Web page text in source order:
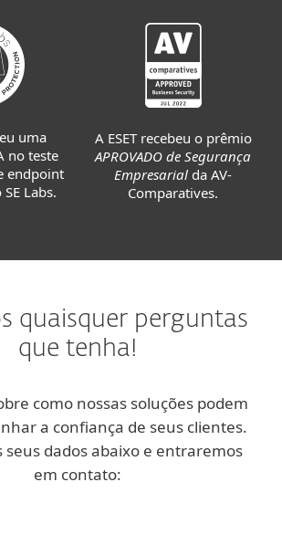
uma
no teste
endpoint
Labs.
A ESET recebeu o prêmio
APROVADO de Segurança
Empresarial da AV-
Comparatives.
quaisquer perguntas
que tenha!
como nossas soluções podem
a confiança de seus clientes.
seus dados abaixo e entraremos
em contato: